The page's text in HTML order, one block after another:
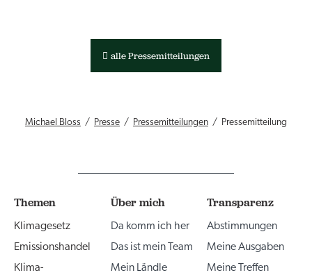
alle Pressemitteilungen
Michael Bloss Presse Pressemitteilungen Pressemitteilung
Themen
Klimagesetz
Emissionshandel
Klima-
Über mich
Da komm ich her
Das ist mein Team
Mein Ländle
Transparenz
Abstimmungen
Meine Ausgaben
Meine Treffen